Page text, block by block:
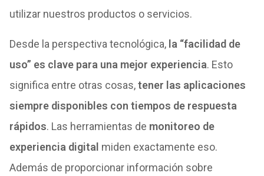
utilizar nuestros productos o servicios.
Desde la perspectiva tecnológica, la “facilidad de
uso” es clave para una mejor experiencia. Esto
significa entre otras cosas,tener las aplicaciones
siempre disponibles con tiempos de respuesta
rápidos. Las herramientas de monitoreo de
experiencia digital miden exactamente eso.
Además de proporcionar información sobre